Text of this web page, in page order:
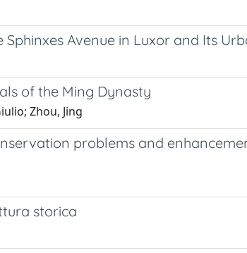
Avenue in Luxor and Its
of the Ming Dynasty
Zhou, Jing
problems and
storica